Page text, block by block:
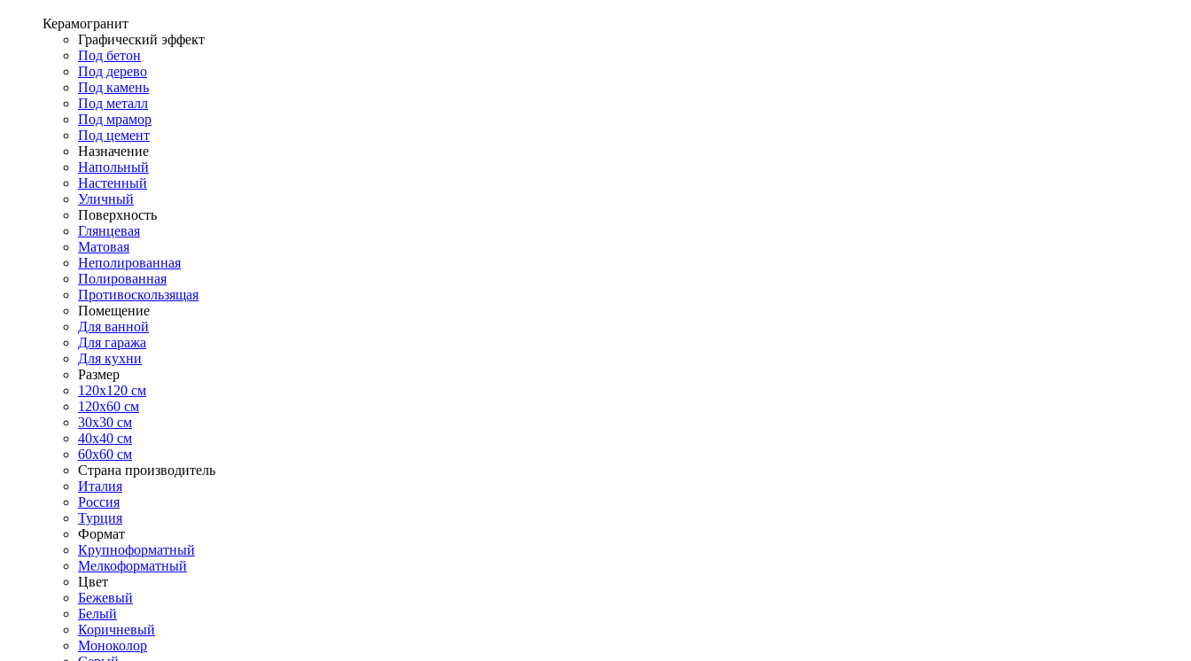
Керамогранит
Графический эффект
Под бетон
Под дерево
Под камень
Под металл
Под мрамор
Под цемент
Назначение
Напольный
Настенный
Уличный
Поверхность
Глянцевая
Матовая
Неполированная
Полированная
Противоскользящая
Помещение
Для ванной
Для гаража
Для кухни
Размер
120x120 см
120x60 см
30x30 см
40x40 см
60x60 см
Страна производитель
Италия
Россия
Турция
Формат
Крупноформатный
Мелкоформатный
Цвет
Бежевый
Белый
Коричневый
Моноколор